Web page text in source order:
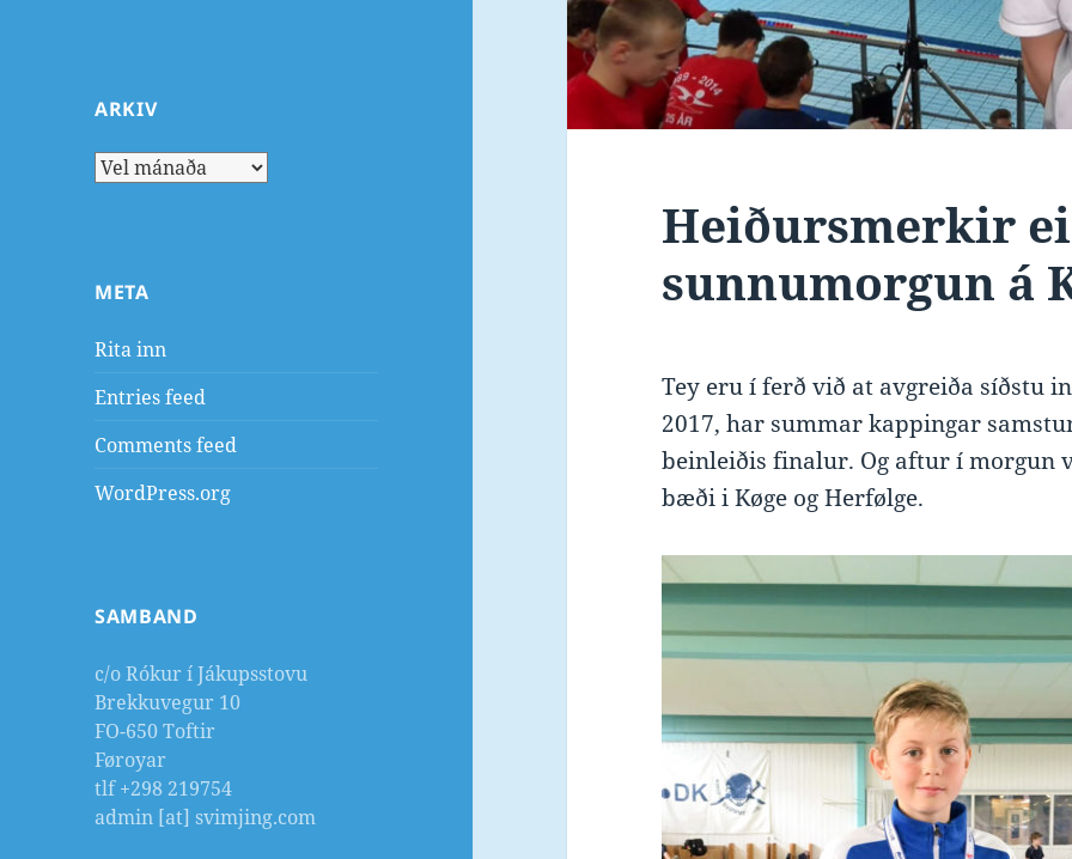
ARKIV
Arkiv
META
Rita inn
Entries feed
Comments feed
WordPress.org
SAMBAND
c/o Rókur í Jákupsstovu
Brekkuvegur 10
FO-650 Toftir
Føroyar
tlf +298 219754
admin [at] svimjing.com
Heiðursmerkir
sunnumorgun á
Tey eru í ferð við at avgreiða síðstu
2017, har summar kappingar
beinleiðis finalur. Og aftur í morgun
bæði i Køge og Herfølge.